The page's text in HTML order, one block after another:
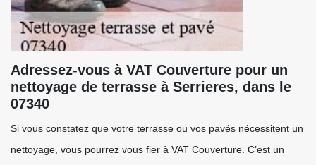
Adressez-vous à VAT Couverture pour un
nettoyage de terrasse à Serrieres, dans le
07340
Si vous constatez que votre terrasse ou vos pavés nécessitent un
nettoyage, vous pourrez vous fier à VAT Couverture. C’est un